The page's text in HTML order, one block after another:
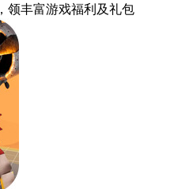
，领丰富游戏福利 及礼包